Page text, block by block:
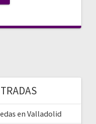
en Valladolid